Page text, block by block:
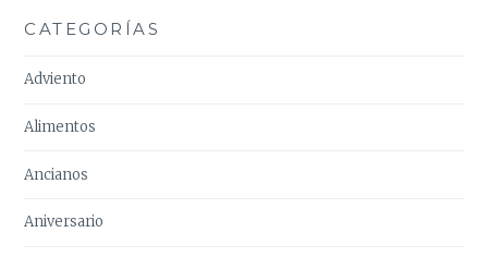
CATEGORÍAS
Adviento
Alimentos
Ancianos
Aniversario